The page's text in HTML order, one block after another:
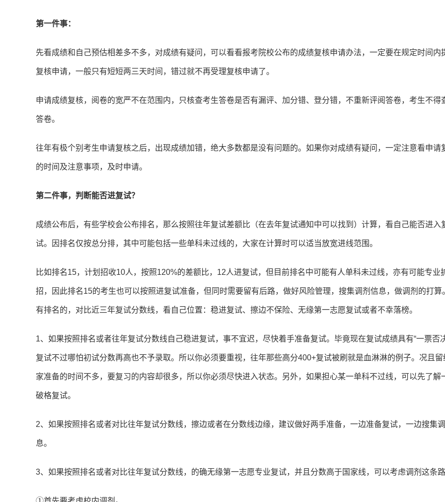
第一件事：
先看成绩和自己预估相差多不多，对成绩有疑问，可以看看报考院校公布的成绩复核申请办法，一定要在规定时间内
复核申请，一般只有短短两三天时间，错过就不再受理复核申请了。
申请成绩复核，阅卷的宽严不在范围内，只核查考生答卷是否有漏评、加分错、登分错，不重新评阅答卷，考生不得
答卷。
往年有极个别考生申请复核之后，出现成绩加错，绝大多数都是没有问题的。如果你对成绩有疑问，一定注意看申请
的时间及注意事项，及时申请。
第二件事，判断能否进复试？
成绩公布后，有些学校会公布排名，那么按照往年复试差额比（在去年复试通知中可以找到）计算，看自己能否进入
试。因排名仅按总分排，其中可能包括一些单科未过线的，大家在计算时可以适当放宽进线范围。
比如排名15，计划招收10人，按照120%的差额比，12人进复试，但目前排名中可能有人单科未过线，亦有可能专业
招，因此排名15的考生也可以按照进复试准备，但同时需要留有后路，做好风险管理，搜集调剂信息，做调剂的打算
有排名的，对比近三年复试分数线，看自己位置：稳进复试、擦边不保险、无缘第一志愿复试或者不幸落榜。
1、如果按照排名或者往年复试分数线自己稳进复试，事不宜迟，尽快着手准备复试。毕竟现在复试成绩具有“一票否
复试不过哪怕初试分数再高也不予录取。所以你必须要重视，往年那些高分400+复试被刷就是血淋淋的例子。况且留
家准备的时间不多，要复习的内容却很多，所以你必须尽快进入状态。另外，如果担心某一单科不过线，可以先了解
破格复试。
2、如果按照排名或者对比往年复试分数线，擦边或者在分数线边缘，建议做好两手准备，一边准备复试，一边搜集
息。
3、如果按照排名或者对比往年复试分数线，的确无缘第一志愿专业复试，并且分数高于国家线，可以考虑调剂这条